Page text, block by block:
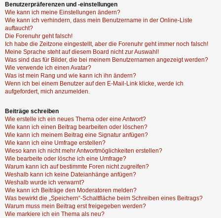
Benutzerpräferenzen und -einstellungen
Wie kann ich meine Einstellungen ändern?
Wie kann ich verhindern, dass mein Benutzername in der Online-Liste
auftaucht?
Die Forenuhr geht falsch!
Ich habe die Zeitzone eingestellt, aber die Forenuhr geht immer noch falsch!
Meine Sprache steht auf diesem Board nicht zur Auswahl!
Was sind das für Bilder, die bei meinem Benutzernamen angezeigt werden?
Wie verwende ich einen Avatar?
Was ist mein Rang und wie kann ich ihn ändern?
Wenn ich bei einem Benutzer auf den E-Mail-Link klicke, werde ich
aufgefordert, mich anzumelden.
Beiträge schreiben
Wie erstelle ich ein neues Thema oder eine Antwort?
Wie kann ich einen Beitrag bearbeiten oder löschen?
Wie kann ich meinem Beitrag eine Signatur anfügen?
Wie kann ich eine Umfrage erstellen?
Wieso kann ich nicht mehr Antwortmöglichkeiten erstellen?
Wie bearbeite oder lösche ich eine Umfrage?
Warum kann ich auf bestimmte Foren nicht zugreifen?
Weshalb kann ich keine Dateianhänge anfügen?
Weshalb wurde ich verwarnt?
Wie kann ich Beiträge den Moderatoren melden?
Was bewirkt die „Speichern“-Schaltfläche beim Schreiben eines Beitrags?
Warum muss mein Beitrag erst freigegeben werden?
Wie markiere ich ein Thema als neu?